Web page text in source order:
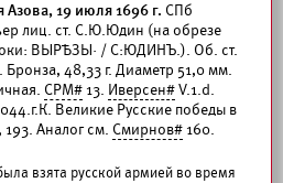
Азова, 19 июля 1696 г. СПб
лиц. ст. С.Ю.Юдин (на обрезе
ВЫРѢЗЫ· / С:ЮДИНЪ.). Об. ст.
Бронза, 48,33 г. Диаметр 51,0 мм.
СРМ# 13. Иверсен#V.1.d.
044.г.К. Великие Русские победы в
Аналог см. Смирнов# 160.
взята русской армией во время